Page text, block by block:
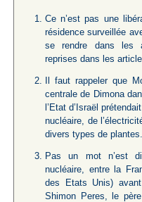
Ce n’est pas une
résidence surveillée
se rendre dans les
reprises dans les
Il faut rappeler que
centrale de Dimona
l’Etat d’Israël
nucléaire, de
divers types de plantes.
Pas un mot n’est
nucléaire, entre la
des Etats Unis)
Shimon Peres, le